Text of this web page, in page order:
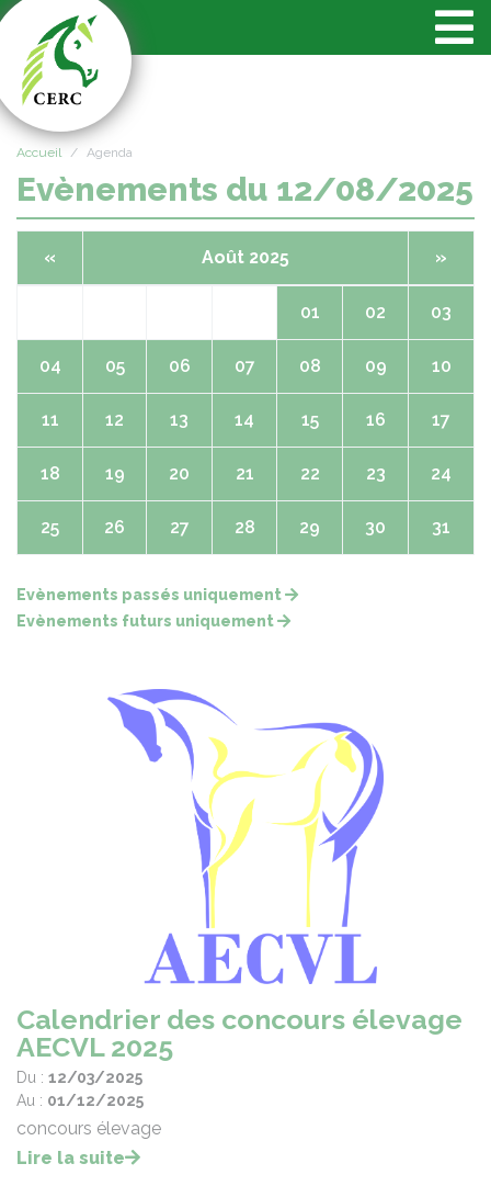
Accueil Agenda
Evènements du 12/08/2025
« Août 2025 »
01 02 03
04 05 06 07 08 09 10
11 12 13 14 15 16 17
18 19 20 21 22 23 24
25 26 27 28 29 30 31
Evènements passés uniquement
Evènements futurs uniquement
Calendrier des concours élevage
AECVL 2025
Du : 12/03/2025
Au : 01/12/2025
concours élevage
Lire la suite
Panneau de gestion des cookies